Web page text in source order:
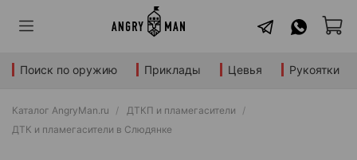
Поиск по оружию Приклады Цевья Рукоятки
Каталог AngryMan.ru
ДТКП и пламегасители
ДТК и пламегасители в Слюдянке